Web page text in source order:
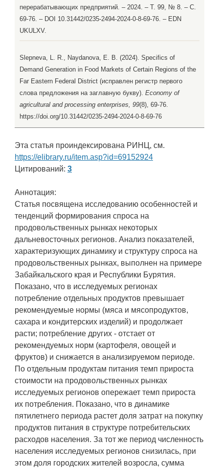
перерабатывающих предприятий. – 2024. – Т. 99, № 8. – С.
69-76. – DOI 10.31442/0235-2494-2024-0-8-69-76. – EDN
UKULXV.
Slepneva, L. R., Naydanova, E. B. (2024). Specifics of
Demand Generation in Food Markets of Certain Regions of the
Far Eastern Federal District (исправлен регистр первого
слова предложения на заглавную букву). Economy of
agricultural and processing enterprises, 99(8), 69-76.
https://doi.org/10.31442/0235-2494-2024-0-8-69-76
Эта статья проиндексирована РИНЦ, см.
https://elibrary.ru/item.asp?id=69152924
Цитирований: 3
Аннотация:
Статья посвящена исследованию особенностей и
тенденций формирования спроса на
продовольственных рынках некоторых
дальневосточных регионов. Анализ показателей,
характеризующих динамику и структуру спроса на
продовольственных рынках, выполнен на примере
Забайкальского края и Республики Бурятия.
Показано, что в исследуемых регионах
потребление отдельных продуктов превышает
рекомендуемые нормы (мяса и мясопродуктов,
сахара и кондитерских изделий) и продолжает
расти; потребление других - отстает от
рекомендуемых норм (картофеля, овощей и
фруктов) и снижается в анализируемом периоде.
По отдельным продуктам питания темп прироста
стоимости на продовольственных рынках
исследуемых регионов опережает темп прироста
их потребления. Показано, что в динамике
пятилетнего периода растет доля затрат на покупку
продуктов питания в структуре потребительских
расходов населения. За тот же период численность
населения исследуемых регионов снизилась, при
этом доля городских жителей возросла, сумма